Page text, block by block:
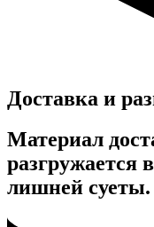
Доставка и
Материал
разгружается
лишней суеты.